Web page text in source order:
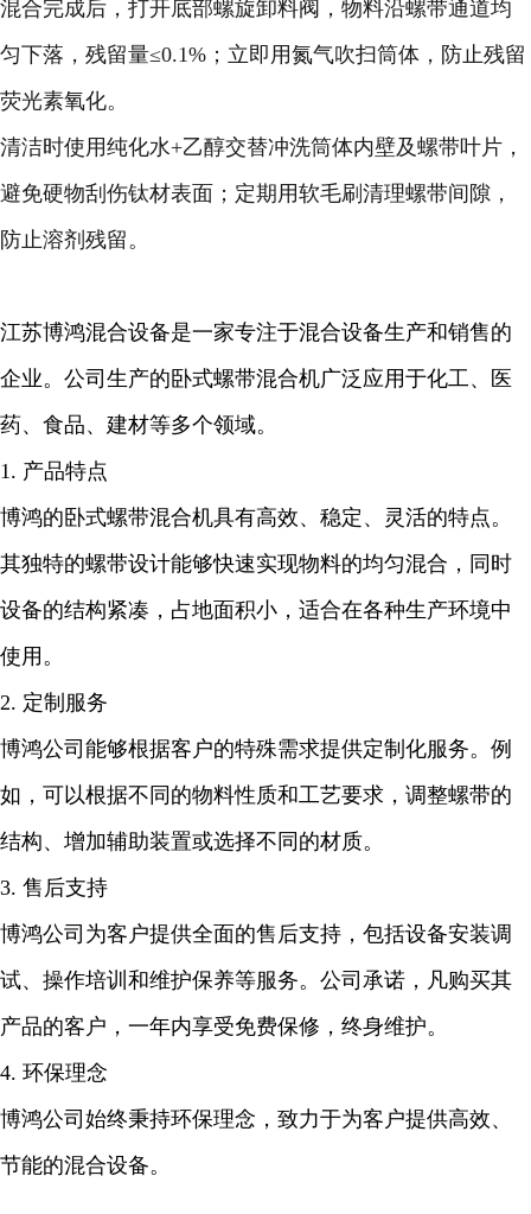
混合完成后，打开底部螺旋卸料阀，物料沿螺带通道均
匀下落，残留量≤0.1%；立即用氮气吹扫筒体，防止残留
荧光素氧化。
清洁时使用纯化水+乙醇交替冲洗筒体内壁及螺带叶片，
避免硬物刮伤钛材表面；定期用软毛刷清理螺带间隙，
防止溶剂残留。
江苏博鸿混合设备是一家专注于混合设备生产和销售的
企业。公司生产的卧式螺带混合机广泛应用于化工、医
药、食品、建材等多个领域。
1. 产品特点
博鸿的卧式螺带混合机具有高效、稳定、灵活的特点。
其独特的螺带设计能够快速实现物料的均匀混合，同时
设备的结构紧凑，占地面积小，适合在各种生产环境中
使用。
2. 定制服务
博鸿公司能够根据客户的特殊需求提供定制化服务。例
如，可以根据不同的物料性质和工艺要求，调整螺带的
结构、增加辅助装置或选择不同的材质。
3. 售后支持
博鸿公司为客户提供全面的售后支持，包括设备安装调
试、操作培训和维护保养等服务。公司承诺，凡购买其
产品的客户，一年内享受免费保修，终身维护。
4. 环保理念
博鸿公司始终秉持环保理念，致力于为客户提供高效、
节能的混合设备。